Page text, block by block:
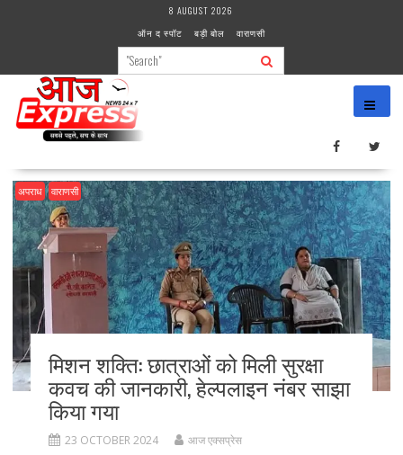
8 AUGUST 2026
ऑन द स्पॉट
बड़ी बोल वाराणसी
अपराध वाराणसी
मिशन शक्ति: छात्राओं को मिली सुरक्षा
कवच की जानकारी, हेल्पलाइन नंबर साझा
किया गया
23 OCTOBER 2024 आज एक्सप्रेस